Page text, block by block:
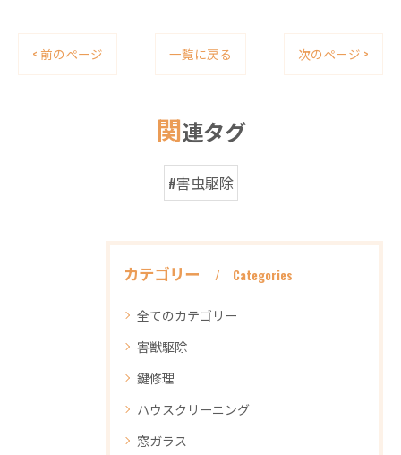
< 前のページ 一覧に戻る 次のページ >
関連タグ
#害虫駆除
カテゴリー Categories
全てのカテゴリー
害獣駆除
鍵修理
ハウスクリーニング
窓ガラス